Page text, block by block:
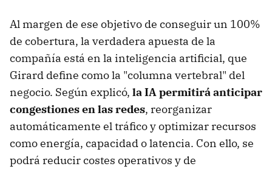
Al margen de ese objetivo de conseguir un 100%
de cobertura, la verdadera apuesta de la
compañía está en la inteligencia artificial, que
Girard define como la "columna vertebral" del
negocio. Según explicó, la IA permitirá anticipar
congestiones en las redes, reorganizar
automáticamente el tráfico y optimizar recursos
como energía, capacidad o latencia. Con ello, se
podrá reducir costes operativos y de